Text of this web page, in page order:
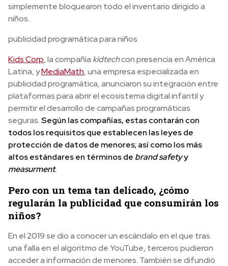
simplemente bloquearon todo el inventario dirigido a
niños.
publicidad programática para niños
Kids Corp, la compañía kidtechcon presencia en América
Latina, yMediaMath, una empresa especializada en
publicidad programática, anunciaron su integración entre
plataformas para abrir el ecosistema digital infantil y
permitir el desarrollo de campañas programáticas
seguras.Según las compañías, estas contarán con
todos los requisitos que establecen las leyes de
protección de datos de menores; así como los más
altos estándares en términos de brand safetyy
measurment.
Pero con un tema tan delicado, ¿cómo
regularán la publicidad que consumirán los
niños?
En el 2019 se dio a conocer un escándalo en el que tras
una falla en el algoritmo de YouTube, terceros pudieron
acceder a información de menores. También se difundió